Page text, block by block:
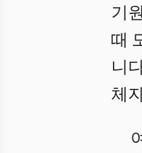
기
때
니
체